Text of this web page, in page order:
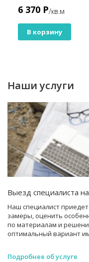
6 370 Р/кв.м
В корзину
Наши услуги
Выезд специалиста
Наш специалист
замеры, оценить
по материалам и
оптимальный вариант
Подробнее об услуге